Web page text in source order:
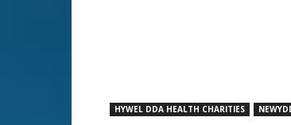
HYWEL DDA HEALTH CHARITIES